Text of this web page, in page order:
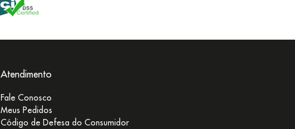
Atendimento
Fale Conosco
Meus Pedidos
Código de Defesa do Consumidor